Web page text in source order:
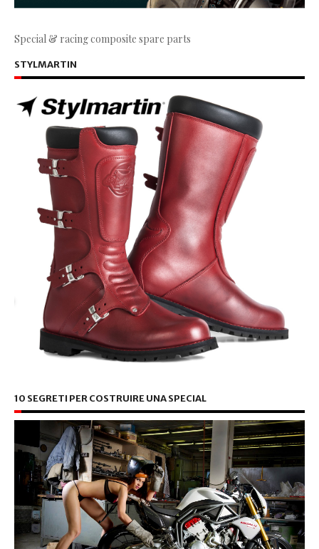
Special & racing composite spare parts
STYLMARTIN
10 SEGRETI PER COSTRUIRE UNA SPECIAL